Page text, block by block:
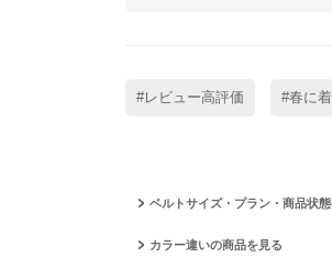
#レビュー高評価 #春に
ベルトサイズ・プラン・商品状
カラー違いの商品を見る